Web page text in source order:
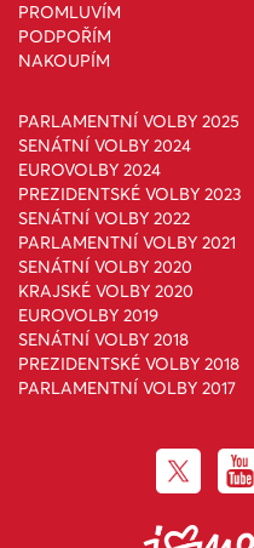
PROMLUVÍM
PODPOŘÍM
NAKOUPÍM
PARLAMENTNÍ VOLBY 2025
SENÁTNÍ VOLBY 2024
EUROVOLBY 2024
PREZIDENTSKÉ VOLBY 2023
SENÁTNÍ VOLBY 2022
PARLAMENTNÍ VOLBY 2021
SENÁTNÍ VOLBY 2020
KRAJSKÉ VOLBY 2020
EUROVOLBY 2019
SENÁTNÍ VOLBY 2018
PREZIDENTSKÉ VOLBY 2018
PARLAMENTNÍ VOLBY 2017